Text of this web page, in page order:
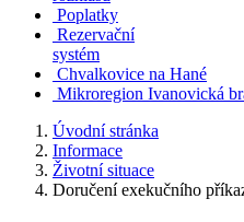
Poplatky
Rezervační
systém
Chvalkovice na Hané
Mikroregion Ivanovická
Úvodní stránka
Informace
Životní situace
Doručení exekučního